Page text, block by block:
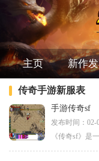
主页 新作
传奇手游新服表
手游传奇sf
发布时间：02-